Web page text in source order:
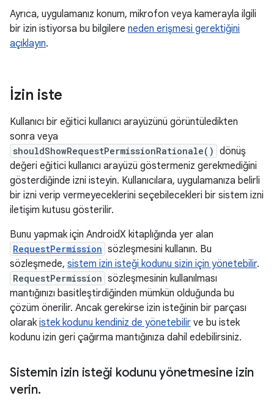
Ayrıca, uygulamanız konum, mikrofon veya kamerayla ilgili
bir izin istiyorsa bu bilgilere neden erişmesi gerektiğini
açıklayın.
İzin iste
Kullanıcı bir eğitici kullanıcı arayüzünü görüntüledikten
sonra veya
shouldShowRequestPermissionRationale() dönüş
değeri eğitici kullanıcı arayüzü göstermeniz gerekmediğini
gösterdiğinde izni isteyin. Kullanıcılara, uygulamanıza belirli
bir izni verip vermeyeceklerini seçebilecekleri bir sistem izni
iletişim kutusu gösterilir.
Bunu yapmak için AndroidX kitaplığında yer alan
RequestPermission sözleşmesini kullanın. Bu
sözleşmede, sistem izin isteği kodunu sizin için yönetebilir.
RequestPermission sözleşmesinin kullanılması
mantığınızı basitleştirdiğinden mümkün olduğunda bu
çözüm önerilir. Ancak gerekirse izin isteğinin bir parçası
olarak istek kodunu kendiniz de yönetebilir ve bu istek
kodunu izin geri çağırma mantığınıza dahil edebilirsiniz.
Sistemin izin isteği kodunu yönetmesine izin
verin.